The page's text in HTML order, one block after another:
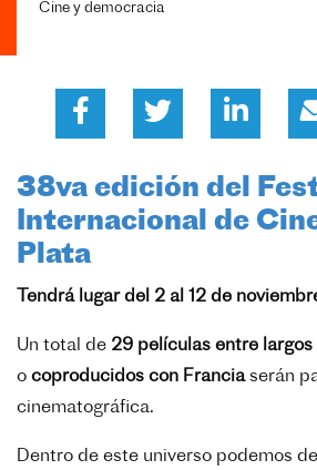
Cine y democracia
38va edición del
Internacional de
Plata
Tendrá lugar del 2 al 12 de
Un total de 29 películas entre
o coproducidos con Franciaserán
cinematográfica.
Dentro de este universo podemos